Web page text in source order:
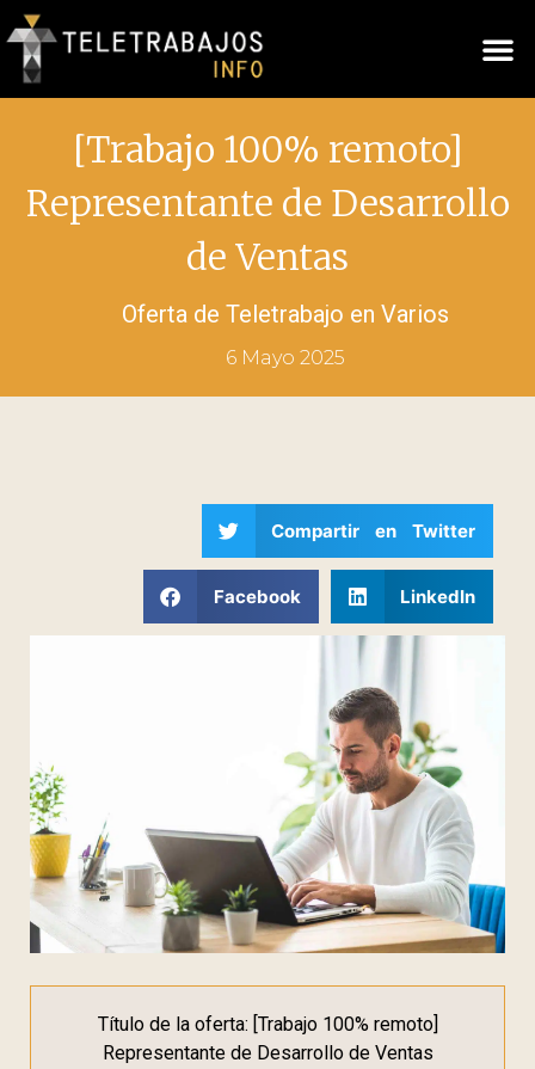
[Trabajo 100% remoto]
Representante de Desarrollo
de Ventas
Oferta de Teletrabajo en Varios
6 Mayo 2025
Compartir en Twitter
Facebook LinkedIn
Título de la oferta: [Trabajo 100% remoto]
Representante de Desarrollo de Ventas